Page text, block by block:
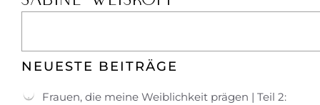
NEUESTE BEITRÄGE
Frauen, die meine Weiblichkeit prägen | Teil 2: